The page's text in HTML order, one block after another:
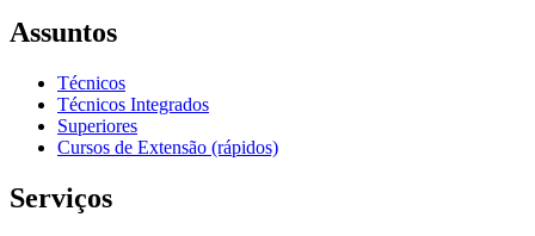
Assuntos
Técnicos
Técnicos Integrados
Superiores
Cursos de Extensão (rápidos)
Serviços